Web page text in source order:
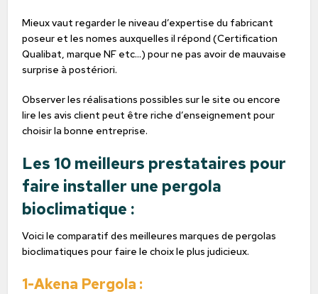
Mieux vaut regarder le niveau d’expertise du fabricant
poseur et les nomes auxquelles il répond (Certification
Qualibat, marque NF etc…) pour ne pas avoir de mauvaise
surprise à postériori.
Observer les réalisations possibles sur le site ou encore
lire les avis client peut être riche d’enseignement pour
choisir la bonne entreprise.
Les 10 meilleurs prestataires pour
faire installer une pergola
bioclimatique :
Voici le comparatif des meilleures marques de pergolas
bioclimatiques pour faire le choix le plus judicieux.
1-Akena Pergola :